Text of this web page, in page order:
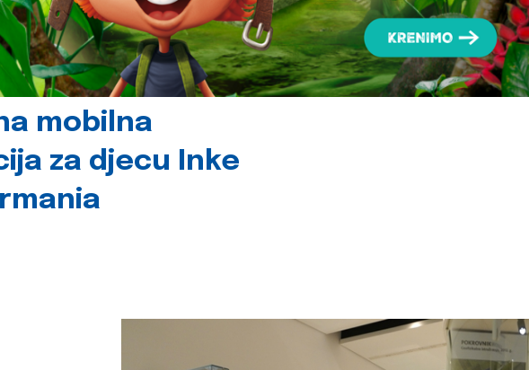
mobilna
za djecu Inke